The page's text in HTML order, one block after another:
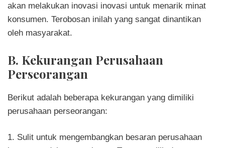
akan melakukan inovasi inovasi untuk menarik minat
konsumen. Terobosan inilah yang sangat dinantikan
oleh masyarakat.
B. Kekurangan Perusahaan
Perseorangan
Berikut adalah beberapa kekurangan yang dimiliki
perusahaan perseorangan:
1. Sulit untuk mengembangkan besaran perusahaan